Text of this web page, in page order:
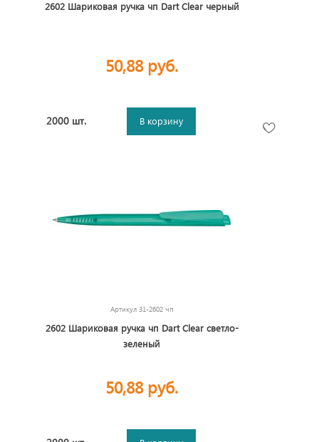
2602 Шариковая ручка чп Dart Clear черный
50,88 руб.
2000 шт. В корзину
Артикул 31-2602 чп
2602 Шариковая ручка чп Dart Clear светло-
зеленый
50,88 руб.